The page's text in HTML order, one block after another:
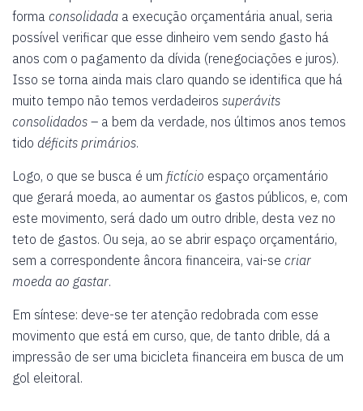
forma consolidada a execução orçamentária anual, seria
possível verificar que esse dinheiro vem sendo gasto há
anos com o pagamento da dívida (renegociações e juros).
Isso se torna ainda mais claro quando se identifica que há
muito tempo não temos verdadeiros superávits
consolidados – a bem da verdade, nos últimos anos temos
tido déficits primários.
Logo, o que se busca é um fictício espaço orçamentário
que gerará moeda, ao aumentar os gastos públicos, e, com
este movimento, será dado um outro drible, desta vez no
teto de gastos. Ou seja, ao se abrir espaço orçamentário,
sem a correspondente âncora financeira, vai-se criar
moeda ao gastar.
Em síntese: deve-se ter atenção redobrada com esse
movimento que está em curso, que, de tanto drible, dá a
impressão de ser uma bicicleta financeira em busca de um
gol eleitoral.